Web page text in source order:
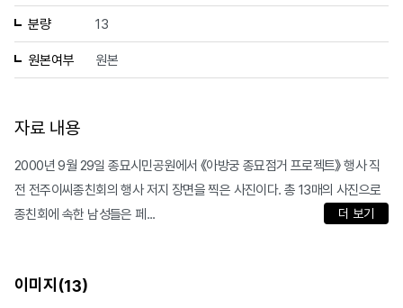
분량 13
원본여부 원본
자료 내용
2000년 9월 29일 종묘시민공원에서 《아방궁 종묘점거 프로젝트》 행사 직
전 전주이씨종친회의 행사 저지 장면을 찍은 사진이다. 총 13매의 사진으로
종친회에 속한 남성들은 페...
더 보기
이미지(13)